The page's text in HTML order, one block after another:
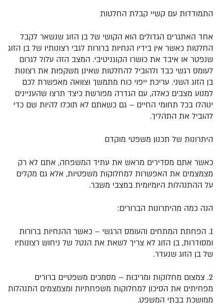
התמודדות עם קשיי קבלת החלטות
אחד האתגרים הגדולים הוא הקושי של בן הזוג שנשאר לקבל
החלטות כאשר אין בידיו הנחיות ברורות לגבי רצונותיו של בן הזוג
שנפטר או איבד את כושרו הקוגניטיבי. המצב הזה עלול לגרום
לעומס רגשי כבד ולהוביל להחלטות שאינן משקפות את רצונות
בן הזוג השני. עריכת ייפוי כוח מתמשך וצוואה מאפשרת לכם
למנוע מצבים כאלה, עם הגדרה מפורשת כיצד תרצו שהעניינים
ינוהלו בכל תחומי החיים – גם כשאתם לא תוכלו להיות שם כדי
להוביל את התהליך.
היתרונות של תכנון משפטי מוקדם
כאשר אתם מסדירים מראש את עתיד המשפחה, אתם לא רק
מצמצמים את האפשרות למחלוקות משפטיות, אלא גם מקלים
על ההתנהלות היומיומית במצבי משבר.
הנה כמה מהיתרונות הברורים:
1. הפחתת המתחים והעומס הרגשי – כאשר ההנחיות ברורות
ומסודרות, בן הזוג לא צריך לשאת את הנטל של ניחוש רצונותיו
של בן הזוג שנעדר.
2. צמצום מחלוקות ומריבות – מסמכים משפטיים ברורים
מפחיתים את הסיכון למחלוקות משפחתיות ומצמצמים התנהלות
ממושכת בבתי המשפט.